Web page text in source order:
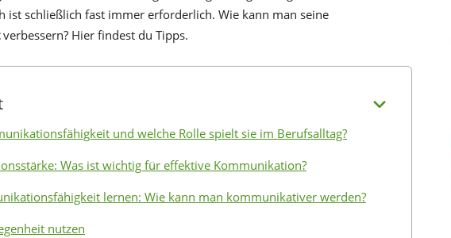
ist schließlich fast immer erforderlich. Wie kann man seine
verbessern? Hier findest du Tipps.
und welche Rolle spielt sie im Berufsalltag?
Was ist wichtig für effektive Kommunikation?
lernen: Wie kann man kommunikativer werden?
nutzen